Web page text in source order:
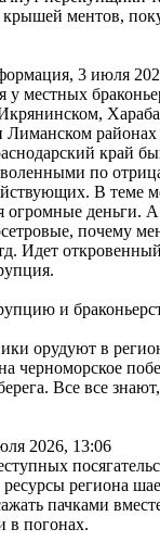
ментов,
, 3 июля
у местных
Лиманском районах
край
по
В теме
огромные деньги.
почему
Идет
и
орудуют в
черноморское
Все все
2026, 13:06
региона
пачками
в погонах.